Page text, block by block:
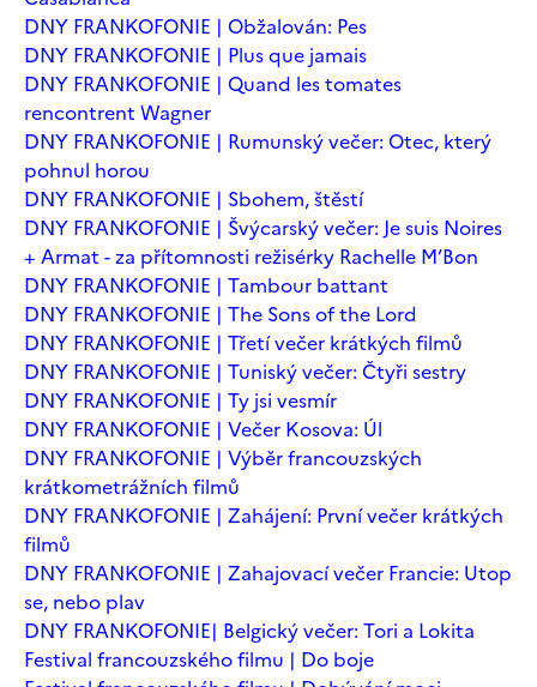
DNY FRANKOFONIE | Obžalován: Pes
DNY FRANKOFONIE | Plus que jamais
DNY FRANKOFONIE | Quand les tomates
rencontrent Wagner
DNY FRANKOFONIE | Rumunský večer: Otec, který
pohnul horou
DNY FRANKOFONIE | Sbohem, štěstí
DNY FRANKOFONIE | Švýcarský večer: Je suis Noires
+ Armat - za přítomnosti režisérky Rachelle M’Bon
DNY FRANKOFONIE | Tambour battant
DNY FRANKOFONIE | The Sons of the Lord
DNY FRANKOFONIE | Třetí večer krátkých filmů
DNY FRANKOFONIE | Tuniský večer: Čtyři sestry
DNY FRANKOFONIE | Ty jsi vesmír
DNY FRANKOFONIE | Večer Kosova: Úl
DNY FRANKOFONIE | Výběr francouzských
krátkometrážních filmů
DNY FRANKOFONIE | Zahájení: První večer krátkých
filmů
DNY FRANKOFONIE | Zahajovací večer Francie: Utop
se, nebo plav
DNY FRANKOFONIE| Belgický večer: Tori a Lokita
Festival francouzského filmu | Do boje